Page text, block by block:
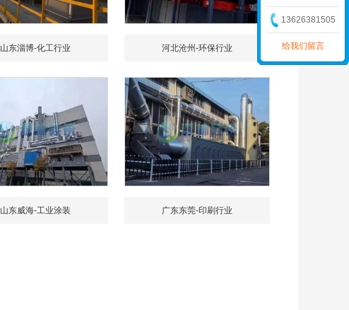
山东淄博-化工行业 河北沧州-环保行业
山东威海-工业涂装 广东东莞-印刷行业
13626381505
给我们留言